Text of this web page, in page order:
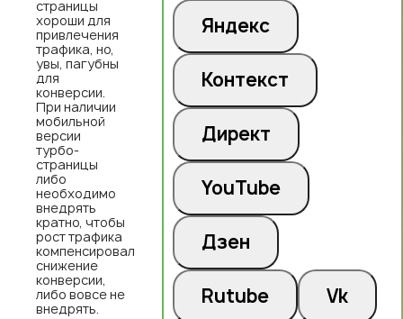
Яндекс
Контекст
Директ
YouTube
Дзен
Rutube Vk
страницы
хороши для
привлечения
трафика, но,
увы, пагубны
для
конверсии.
При наличии
мобильной
версии
турбо-
страницы
либо
необходимо
внедрять
кратно, чтобы
рост трафика
компенсировал
снижение
конверсии,
либо вовсе не
внедрять.